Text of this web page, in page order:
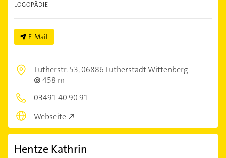
LOGOPÄDIE
E-Mail
Lutherstr. 53,06886 Lutherstadt Wittenberg
458 m
03491 40 90 91
Webseite
Hentze Kathrin